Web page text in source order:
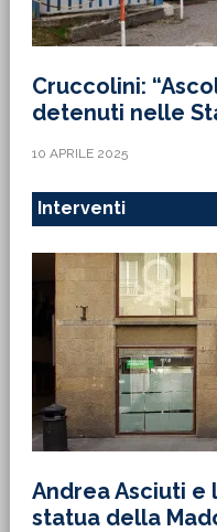
Cruccolini:
detenuti nelle
10 APRILE 2025
Interventi
Andrea Asciuti e
statua della